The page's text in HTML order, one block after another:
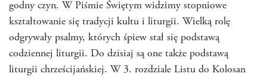
godny czyn. W Piśmie Świętym widzimy stopniowe
kształtowanie się tradycji kultu i liturgii. Wielką rolę
odgrywały psalmy, których śpiew stał się podstawą
codziennej liturgii. Do dzisiaj są one także podstawą
liturgii chrześcijańskiej. W 3. rozdziale Listu do Kolosan